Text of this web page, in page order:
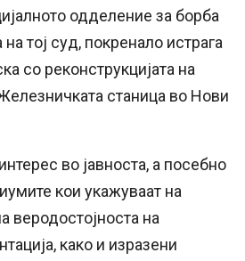
одделение за борба
на тој суд, покренало истрага
со реконструкцијата на
станица во Нови
во јавноста, а посебно
кои укажуваат на
веродостојноста на
како и изразени